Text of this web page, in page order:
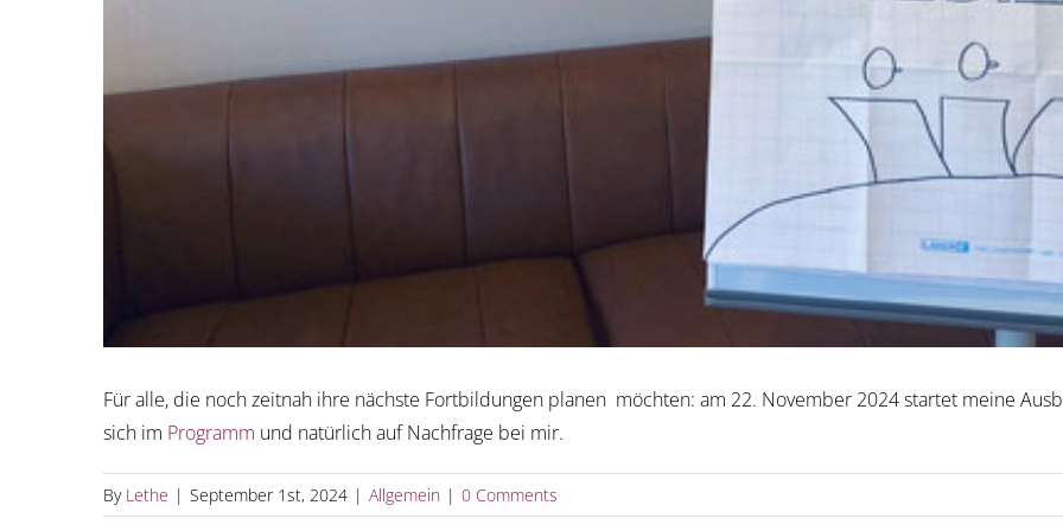
Für alle, die noch zeitnah ihre nächste Fortbildungen planen möchten: am 22. November 2024 startet meine
sich im Programm und natürlich auf Nachfrage bei mir.
By Lethe | September 1st, 2024 | Allgemein | 0 Comments